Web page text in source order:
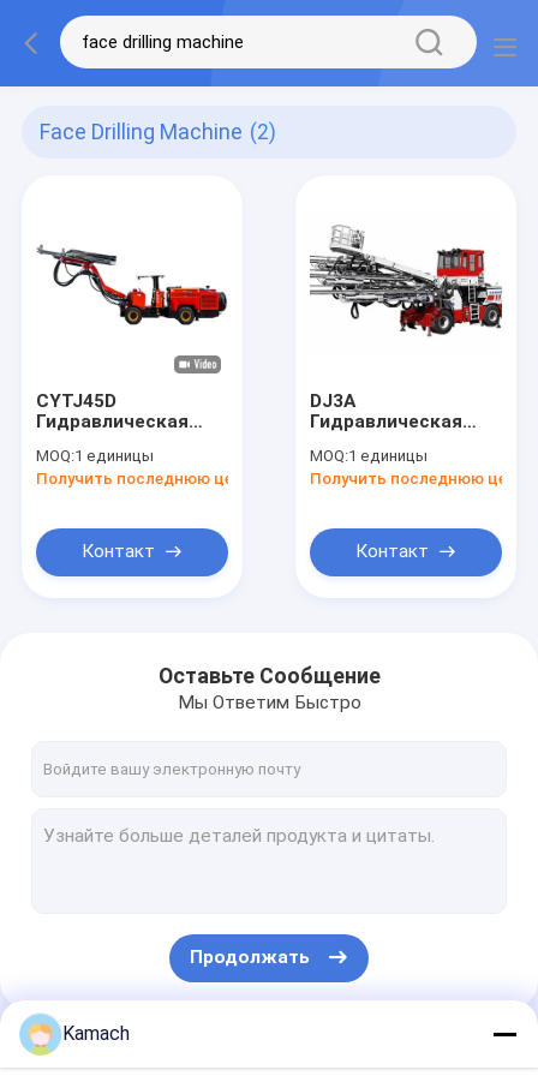
Face Drilling Machine (2)
CYTJ45D
Гидравлическая
для строительства
подземных
MOQ:1 единицы
Получить последнюю цену
Контакт
DJ3A
Гидравлическая
установка 3 Boom
Jumbo Drill Machine
MOQ:1 единицы
Получить последнюю цену
Контакт
Оставьте Сообщение
Мы Ответим Быстро
Продолжать
Наши Категории
Kamach